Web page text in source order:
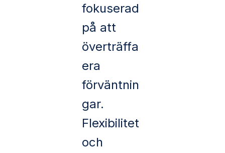
fokuserad
på att
överträffa
era
förväntnin
gar.
Flexibilitet
och